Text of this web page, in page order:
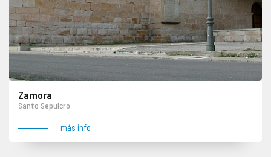
Zamora
Santo Sepulcro
más info